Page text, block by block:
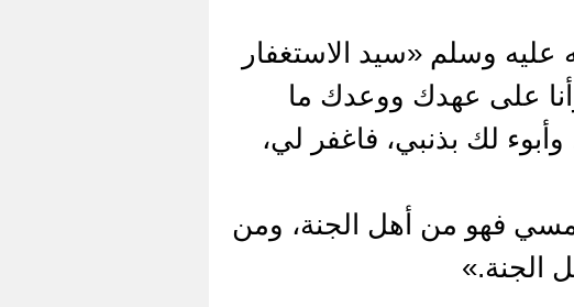
وسلم «سيد الاستغفار
وأنا على عهدك ووعدك ما
لك بذنبي، فاغفر لي،
فهو من أهل الجنة، ومن
الجنة.»